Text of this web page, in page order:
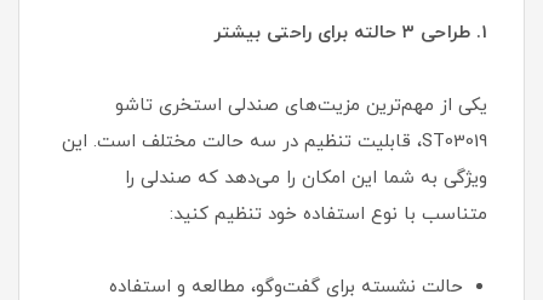
1. طراحی ۳ حالته برای راحتی بیشتر
یکی از مهم‌ترین مزیت‌های صندلی استخری تاشو
ST03019، قابلیت تنظیم در سه حالت مختلف است. این
ویژگی به شما این امکان را می‌دهد که صندلی را
متناسب با نوع استفاده خود تنظیم کنید:
حالت نشسته برای گفت‌وگو، مطالعه و استفاده